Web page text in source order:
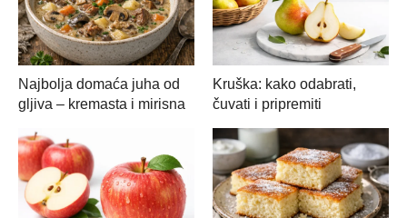
Najbolja domaća juha od
gljiva – kremasta i mirisna
Kruška: kako odabrati,
čuvati i pripremiti